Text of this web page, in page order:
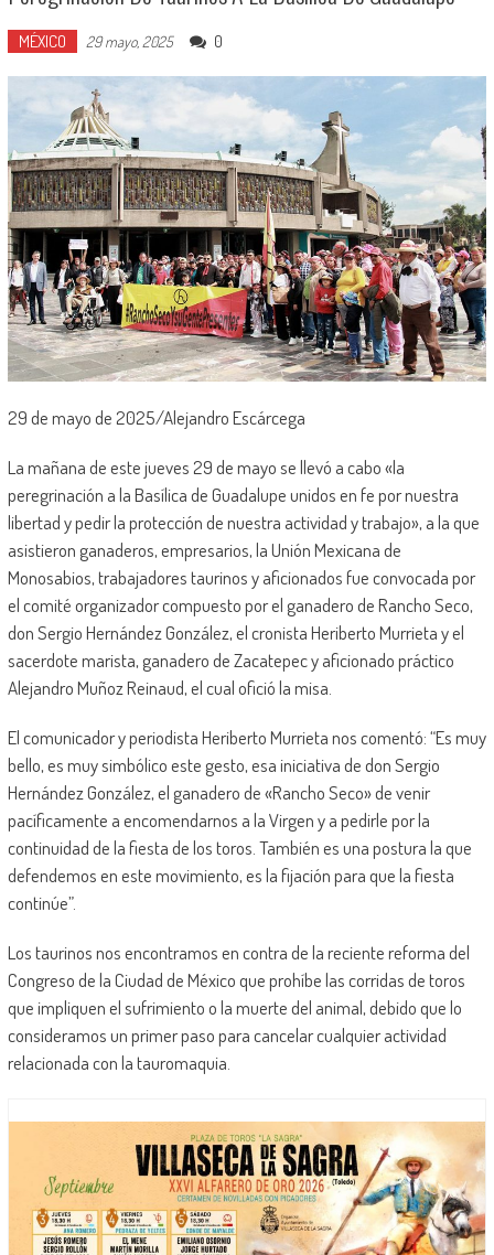
MÉXICO 29 mayo, 2025 0
29 de mayo de 2025/Alejandro Escárcega
La mañana de este jueves 29 de mayo se llevó a cabo «la
peregrinación a la Basílica de Guadalupe unidos en fe por nuestra
libertad y pedir la protección de nuestra actividad y trabajo», a la que
asistieron ganaderos, empresarios, la Unión Mexicana de
Monosabios, trabajadores taurinos y aficionados fue convocada por
el comité organizador compuesto por el ganadero de Rancho Seco,
don Sergio Hernández González, el cronista Heriberto Murrieta y el
sacerdote marista, ganadero de Zacatepec y aficionado práctico
Alejandro Muñoz Reinaud, el cual ofició la misa.
El comunicador y periodista Heriberto Murrieta nos comentó: “Es muy
bello, es muy simbólico este gesto, esa iniciativa de don Sergio
Hernández González, el ganadero de «Rancho Seco» de venir
pacíficamente a encomendarnos a la Virgen y a pedirle por la
continuidad de la fiesta de los toros. También es una postura la que
defendemos en este movimiento, es la fijación para que la fiesta
continúe”.
Los taurinos nos encontramos en contra de la reciente reforma del
Congreso de la Ciudad de México que prohíbe las corridas de toros
que impliquen el sufrimiento o la muerte del animal, debido que lo
consideramos un primer paso para cancelar cualquier actividad
relacionada con la tauromaquia.